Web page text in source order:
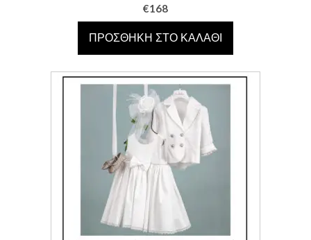
€168
ΠΡΟΣΘΉΚΗ ΣΤΟ ΚΑΛΆΘΙ